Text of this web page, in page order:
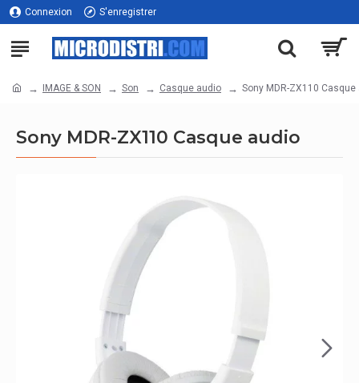
Connexion S'enregistrer
IMAGE & SON Son Casque audio Sony MDR-ZX110 Casque
Sony MDR-ZX110 Casque audio